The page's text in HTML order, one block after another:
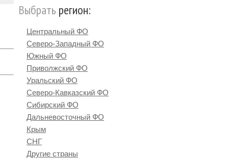
Выбрать регион:
Центральный ФО
Северо-Западный ФО
Южный ФО
Приволжский ФО
Уральский ФО
Северо-Кавказский ФО
Сибирский ФО
Дальневосточный ФО
Крым
СНГ
Другие страны